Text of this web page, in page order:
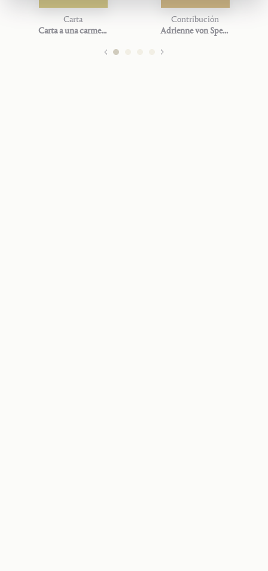
Carta
Carta a una carmelita
Contribución
Adrienne von Speyr